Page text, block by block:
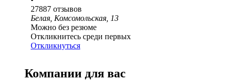
27887 отзывов
Белая, Комсомольская, 13
Можно без резюме
Откликнитесь среди первых
Откликнуться
Компании для вас